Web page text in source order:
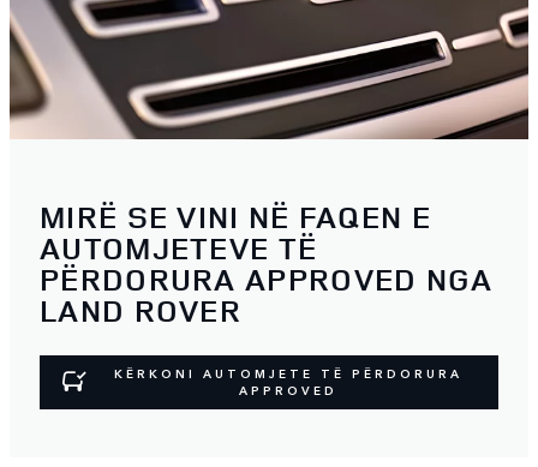
MIRË SE VINI NË FAQEN E
AUTOMJETEVE TË
PËRDORURA APPROVED NGA
LAND ROVER
KËRKONI AUTOMJETE TË PËRDORURA
APPROVED